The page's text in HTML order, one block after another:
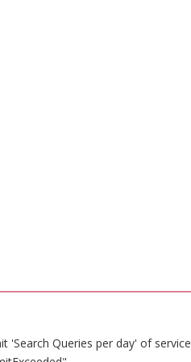
'Search Queries per day' of service